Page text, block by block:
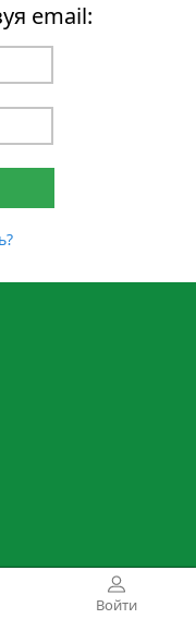
Войти
email: